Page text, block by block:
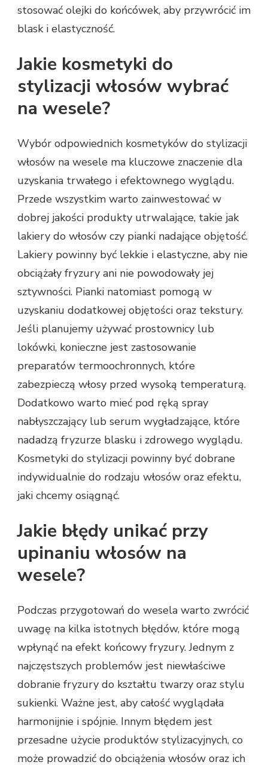
stosować olejki do końcówek, aby przywrócić im
blask i elastyczność.
Jakie kosmetyki do
stylizacji włosów wybrać
na wesele?
Wybór odpowiednich kosmetyków do stylizacji
włosów na wesele ma kluczowe znaczenie dla
uzyskania trwałego i efektownego wyglądu.
Przede wszystkim warto zainwestować w
dobrej jakości produkty utrwalające, takie jak
lakiery do włosów czy pianki nadające objętość.
Lakiery powinny być lekkie i elastyczne, aby nie
obciążały fryzury ani nie powodowały jej
sztywności. Pianki natomiast pomogą w
uzyskaniu dodatkowej objętości oraz tekstury.
Jeśli planujemy używać prostownicy lub
lokówki, konieczne jest zastosowanie
preparatów termoochronnych, które
zabezpieczą włosy przed wysoką temperaturą.
Dodatkowo warto mieć pod ręką spray
nabłyszczający lub serum wygładzające, które
nadadzą fryzurze blasku i zdrowego wyglądu.
Kosmetyki do stylizacji powinny być dobrane
indywidualnie do rodzaju włosów oraz efektu,
jaki chcemy osiągnąć.
Jakie błędy unikać przy
upinaniu włosów na
wesele?
Podczas przygotowań do wesela warto zwrócić
uwagę na kilka istotnych błędów, które mogą
wpłynąć na efekt końcowy fryzury. Jednym z
najczęstszych problemów jest niewłaściwe
dobranie fryzury do kształtu twarzy oraz stylu
sukienki. Ważne jest, aby całość wyglądała
harmonijnie i spójnie. Innym błędem jest
przesadne użycie produktów stylizacyjnych, co
może prowadzić do obciążenia włosów oraz ich